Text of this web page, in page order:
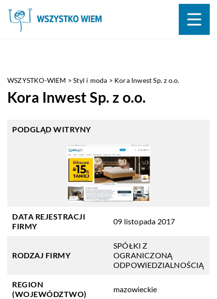
WSZYSTKO-WIEM >Styl i moda > Kora Inwest Sp. z o.o.
Kora Inwest Sp. z o.o.
PODGLĄD WITRYNY
DATA REJESTRACJI
FIRMY
09 listopada 2017
RODZAJ FIRMY
SPÓŁKI Z
OGRANICZONĄ
ODPOWIEDZIALNOŚCIĄ
REGION
(WOJEWÓDZTWO)
mazowieckie